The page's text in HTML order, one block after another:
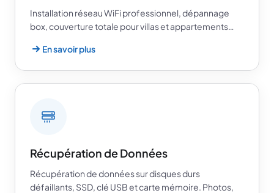
Installation réseau WiFi professionnel, dépannage
box, couverture totale pour villas et appartements…
En savoir plus
Récupération de Données
Récupération de données sur disques durs
défaillants, SSD, clé USB et carte mémoire. Photos,